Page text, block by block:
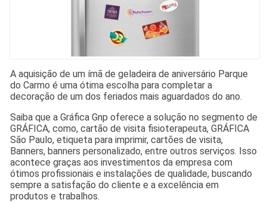
A aquisição de um ímã de geladeira de aniversário Parque
do Carmo é uma ótima escolha para completar a
decoração de um dos feriados mais aguardados do ano.
Saiba que a Gráfica Gnp oferece a solução no segmento de
GRÁFICA, como, cartão de visita fisioterapeuta, GRÁFICA
São Paulo, etiqueta para imprimir, cartões de visita,
Banners, banners personalizado, entre outros serviços. Isso
acontece graças aos investimentos da empresa com
ótimos profissionais e instalações de qualidade, buscando
sempre a satisfação do cliente e a excelência em
produtos e trabalhos.